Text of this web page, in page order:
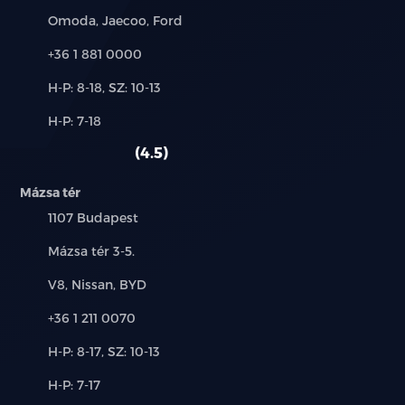
fékezéssel (RCTA, RCTB)
Elöl haladó jármű elindulására figyelmeztetés (DAI)
Holttérfigyelő rendszer (BSD)
Intelligens sebességasszisztens (SLA, SLIF, ISA, SCF)
Ajtónyitásra figyelmeztető rendszer (DOW)
LED világítás (fényszórók, nappali menetfény, hátsó
lámpák)
Projektoros fényszórók
„Follow Me Home” funkció (késleltetett
Márkák:
Omoda, Jaecoo, Ford
Telefon:
+36 1 881 0000
Új-
használt
H-P: 8-18, SZ: 10-13
Alkatrész,
H-P: 7-18
4.5
Mázsa tér
Település:
1107 Budapest
Cím:
Mázsa tér 3-5.
Márkák:
V8, Nissan, BYD
Telefon:
+36 1 211 0070
Új-
használt
H-P: 8-17, SZ: 10-13
Alkatrész,
H-P: 7-17